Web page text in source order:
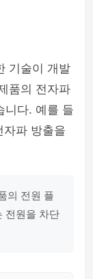
기술이 개발
품의 전자파
니다. 예를 들
파 방출을
의 전원 플
전원을 차단